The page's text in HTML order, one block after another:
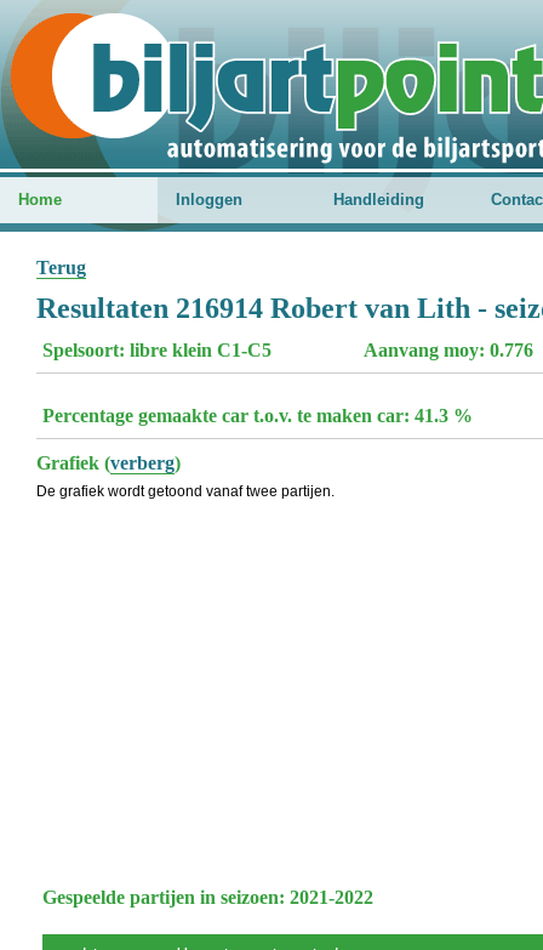
Home Inloggen Handleiding
Terug
Resultaten 216914 Robert van Lith -
Spelsoort: libre klein C1-C5 Aanvang moy: 0.776
Percentage gemaakte car t.o.v. te maken car: 41.3 %
Grafiek (verberg)
De grafiek wordt getoond vanaf twee partijen.
Gespeelde partijen in seizoen: 2021-2022